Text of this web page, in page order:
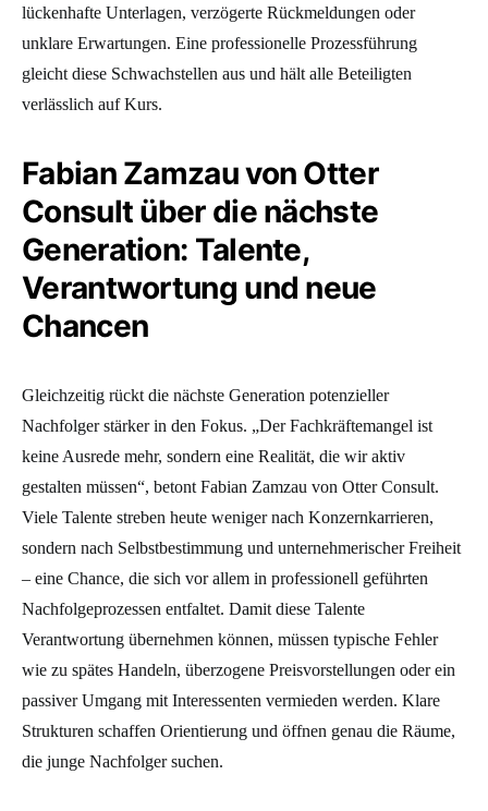
lückenhafte Unterlagen, verzögerte Rückmeldungen oder
unklare Erwartungen. Eine professionelle Prozessführung
gleicht diese Schwachstellen aus und hält alle Beteiligten
verlässlich auf Kurs.
Fabian Zamzau von Otter
Consult über die nächste
Generation: Talente,
Verantwortung und neue
Chancen
Gleichzeitig rückt die nächste Generation potenzieller
Nachfolger stärker in den Fokus. „Der Fachkräftemangel ist
keine Ausrede mehr, sondern eine Realität, die wir aktiv
gestalten müssen“, betont Fabian Zamzau von Otter Consult.
Viele Talente streben heute weniger nach Konzernkarrieren,
sondern nach Selbstbestimmung und unternehmerischer Freiheit
– eine Chance, die sich vor allem in professionell geführten
Nachfolgeprozessen entfaltet. Damit diese Talente
Verantwortung übernehmen können, müssen typische Fehler
wie zu spätes Handeln, überzogene Preisvorstellungen oder ein
passiver Umgang mit Interessenten vermieden werden. Klare
Strukturen schaffen Orientierung und öffnen genau die Räume,
die junge Nachfolger suchen.